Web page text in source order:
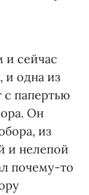
и сейчас
и одна из
с папертью
Он
из
и нелепой
почему-то